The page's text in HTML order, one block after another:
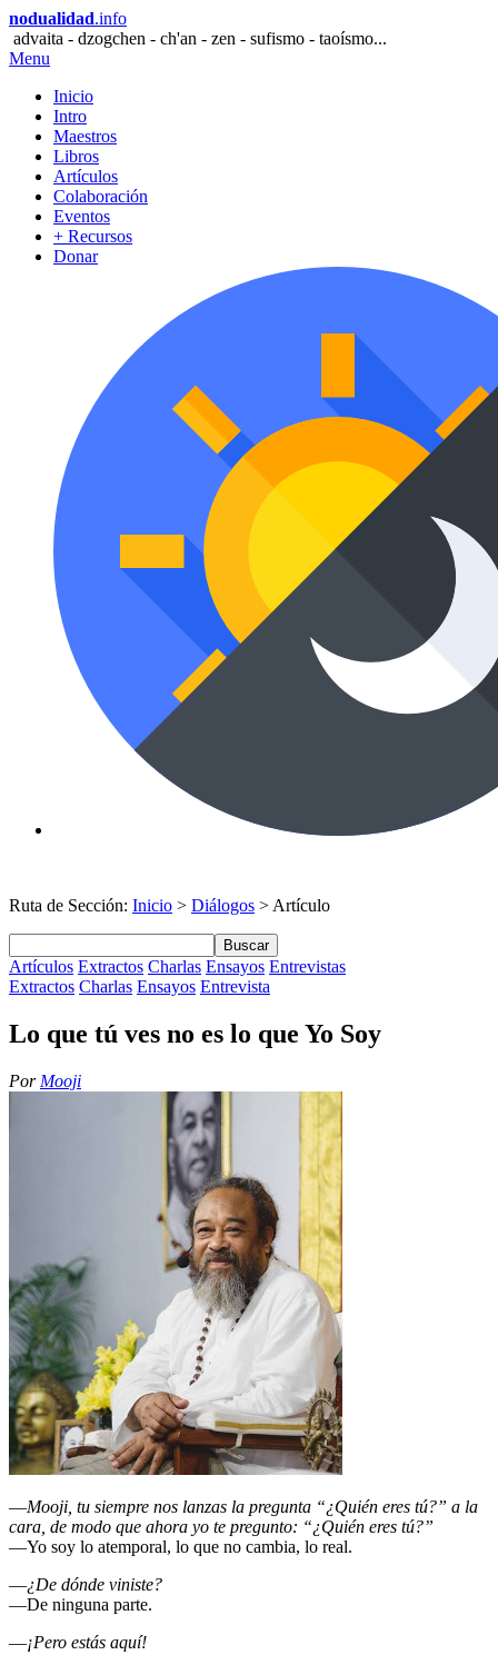
nodualidad.info
advaita - dzogchen - ch'an - zen - sufismo - taoísmo...
Menu
Inicio
Intro
Maestros
Libros
Artículos
Colaboración
Eventos
+ Recursos
Donar
Ruta de Sección: Inicio > Diálogos > Artículo
Buscar
Artículos Extractos Charlas Ensayos Entrevistas
Extractos Charlas Ensayos Entrevista
Lo que tú ves no es lo que Yo Soy
Por Mooji
―Mooji, tu siempre nos lanzas la pregunta “¿Quién eres tú?” a la
cara, de modo que ahora yo te pregunto: “¿Quién eres tú?”
―Yo soy lo atemporal, lo que no cambia, lo real.
―¿De dónde viniste?
―De ninguna parte.
―¡Pero estás aquí!